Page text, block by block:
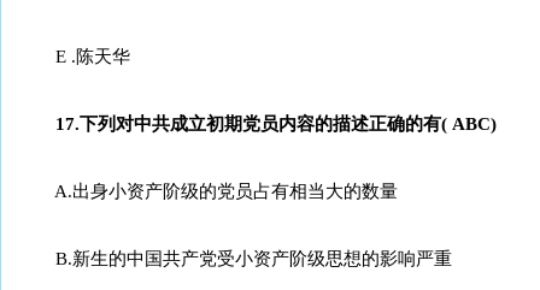
E .陈天华
17.下列对中共成立初期党员内容的描述正确的有( ABC)
A.出身小资产阶级的党员占有相当大的数量
B.新生的中国共产党受小资产阶级思想的影响严重